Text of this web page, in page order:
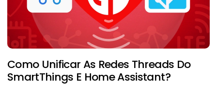
Como Unificar As Redes Threads Do
SmartThings E Home Assistant?